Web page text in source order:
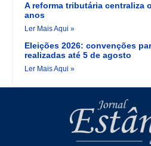
A reforma tributária centraliza
anos
Ler Mais Aqui »
Eleições 2026: convenções
realizadas até 5 de agosto
Ler Mais Aqui »